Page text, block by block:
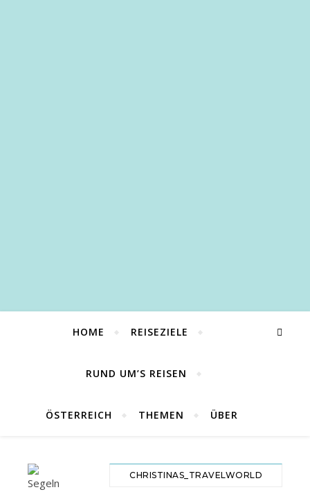
HOME REISEZIELE
RUND UM’S REISEN
ÖSTERREICH THEMEN ÜBER
CHRISTINAS_TRAVELWORLD